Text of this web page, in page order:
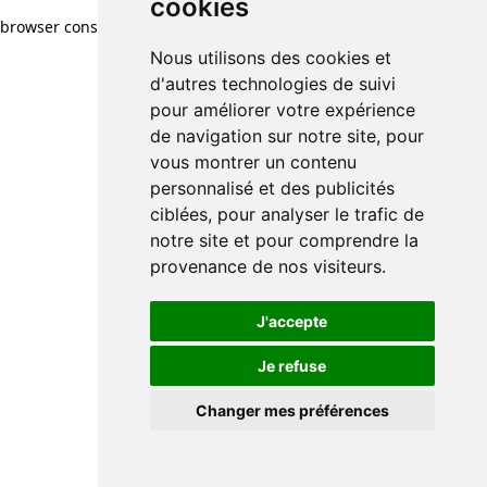
cookies
Nous utilisons des cookies et
d'autres technologies de suivi
pour améliorer votre expérience
de navigation sur notre site, pour
vous montrer un contenu
personnalisé et des publicités
ciblées, pour analyser le trafic de
notre site et pour comprendre la
provenance de nos visiteurs.
J'accepte
Je refuse
Changer mes préférences
browser console for more information)